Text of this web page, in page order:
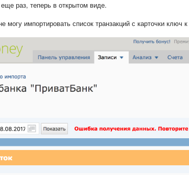
раз, теперь в открытом виде.
импортировать список транзакций с карточки ключ